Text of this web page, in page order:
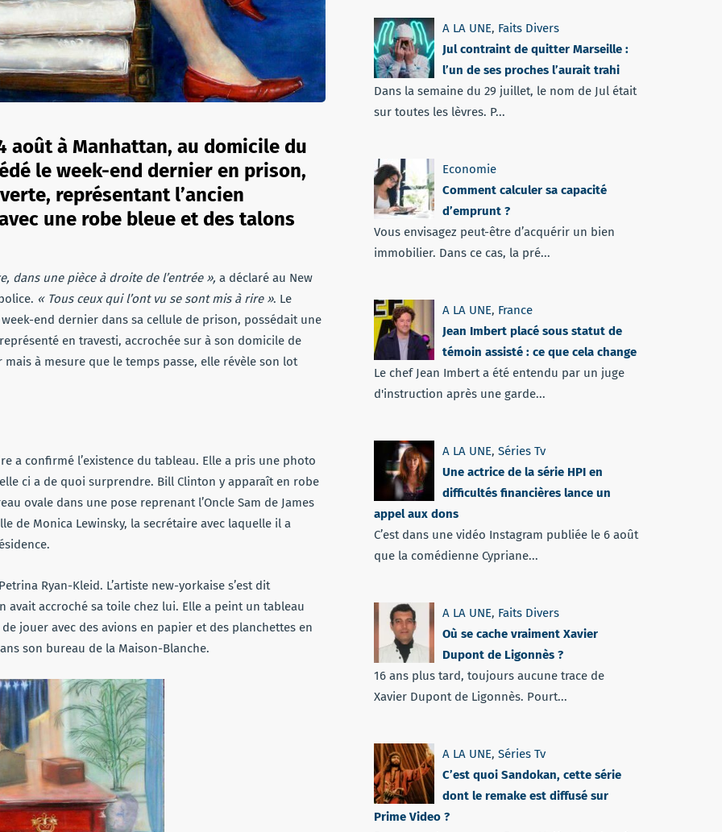
août à Manhattan, au domicile du
le week-end dernier en prison,
représentant l’ancien
une robe bleue et des talons
dans une pièce à droite de l’entrée », a déclaré au New
« Tous ceux qui l’ont vu se sont mis à rire ». Le
end dernier dans sa cellule de prison, possédait une
en travesti, accrochée sur à son domicile de
à mesure que le temps passe, elle révèle son lot
a confirmé l’existence du tableau. Elle a pris une photo
ci a de quoi surprendre. Bill Clinton y apparaît en robe
ovale dans une pose reprenant l’Oncle Sam de James
de Monica Lewinsky, la secrétaire avec laquelle il a
Ryan-Kleid. L’artiste new-yorkaise s’est dit
avait accroché sa toile chez lui. Elle a peint un tableau
jouer avec des avions en papier et des planchettes en
son bureau de la Maison-Blanche.
A LA UNE, Faits Divers
Jul contraint de quitter Marseille :
l’un de ses proches l’aurait trahi
Dans la semaine du 29 juillet, le nom de Jul était
sur toutes les lèvres. P...
Economie
Comment calculer sa capacité
d’emprunt ?
Vous envisagez peut-être d’acquérir un bien
immobilier. Dans ce cas, la pré...
A LA UNE, France
Jean Imbert placé sous statut de
témoin assisté : ce que cela change
Le chef Jean Imbert a été entendu par un juge
d'instruction après une garde...
A LA UNE, Séries Tv
Une actrice de la série HPI en
difficultés financières lance un
appel aux dons
C’est dans une vidéo Instagram publiée le 6 août
que la comédienne Cypriane...
A LA UNE, Faits Divers
Où se cache vraiment Xavier
Dupont de Ligonnès ?
16 ans plus tard, toujours aucune trace de
Xavier Dupont de Ligonnès. Pourt...
A LA UNE, Séries Tv
C’est quoi Sandokan, cette série
dont le remake est diffusé sur
Prime Video ?